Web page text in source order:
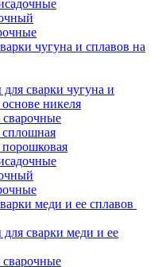
чугуна и сплавов на
сварки чугуна и
никеля
меди и ее сплавов
сварки меди и ее